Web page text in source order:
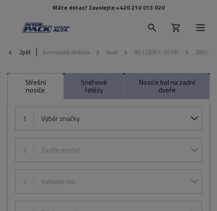
Máte dotaz? Zavolejte:+420 210 013 020
Zpět Domovská stránka Audi A5 I (2007-2016) 2009
Střešní
nosiče
Sněhové
řetězy
Nosiče kol na zadní
dveře
1 Výběr značky
2 Zvolte model
3 Vyberte rok